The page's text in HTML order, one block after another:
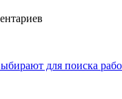
для поиска